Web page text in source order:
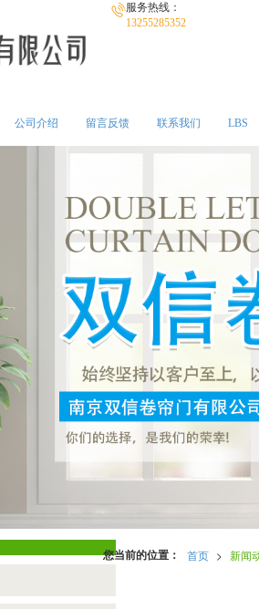
服务热线：
13255285352
公司介绍 留言反馈 联系我们 LBS
您当前的位置： 首页 > 新闻